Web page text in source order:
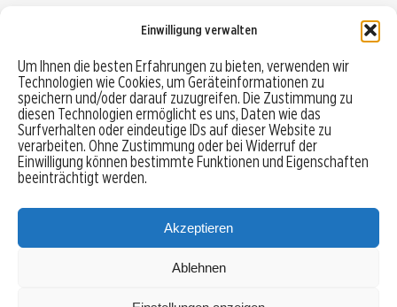
Einwilligung verwalten
Um Ihnen die besten Erfahrungen zu bieten, verwenden wir
Technologien wie Cookies, um Geräteinformationen zu
speichern und/oder darauf zuzugreifen. Die Zustimmung zu
diesen Technologien ermöglicht es uns, Daten wie das
Surfverhalten oder eindeutige IDs auf dieser Website zu
verarbeiten. Ohne Zustimmung oder bei Widerruf der
Einwilligung können bestimmte Funktionen und Eigenschaften
beeinträchtigt werden.
Akzeptieren
Ablehnen
Robo-Advisor vergleichen
Depotvergleich
Festgeld vergleichen
Tagesgeld vergleichen